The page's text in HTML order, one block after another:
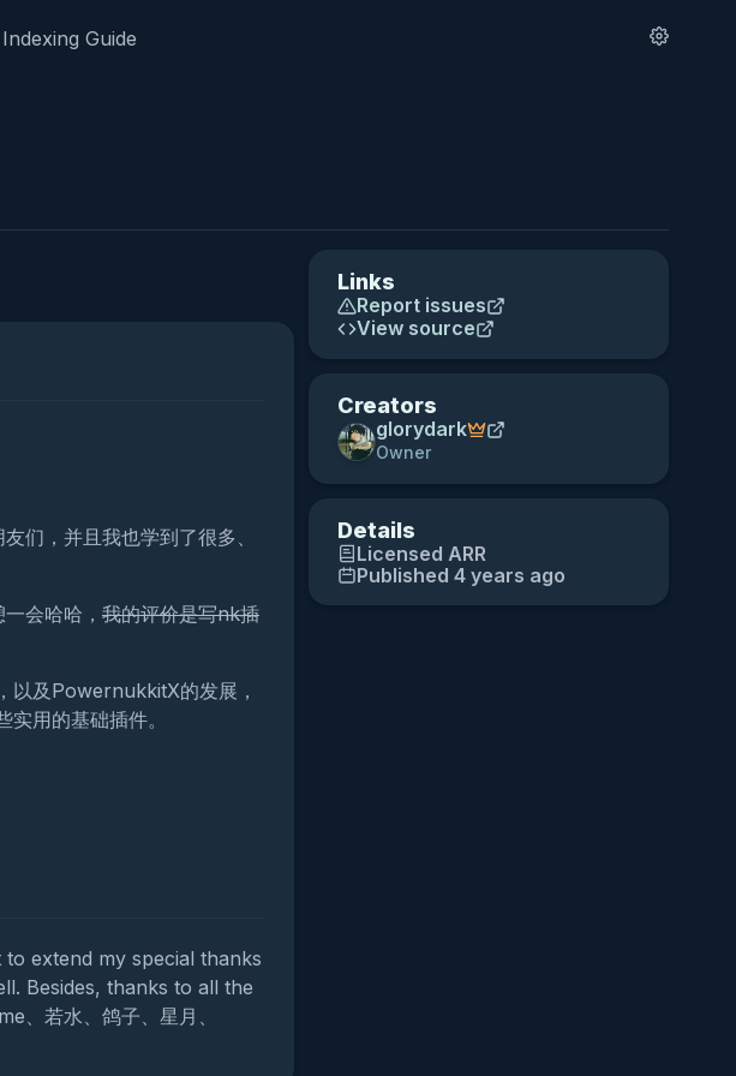
Indexing Guide
Links
Report issues
View source
Creators
glorydark
Owner
Details
Licensed ARR
Published 4 years ago
们，并且我也学到了很多、
会哈哈， 我的评价是写nk插
以及PowernukkitX的发展，
用的基础插件。
extend my special thanks
Besides, thanks to all the
、若水、鸽子、星月、